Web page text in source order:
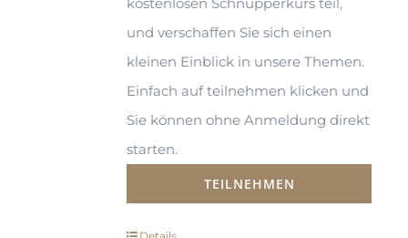
und verschaffen Sie sich einen
kleinen Einblick in unsere Themen.
Einfach auf teilnehmen klicken und
Sie können ohne Anmeldung direkt
starten.
TEILNEHMEN